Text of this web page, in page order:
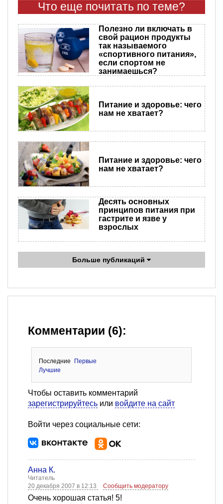
Что еще почитать по теме?
Полезно ли включать в
свой рацион продукты
так называемого
«спортивного питания»,
если спортом не
занимаешься?
Питание и здоровье: чего
нам не хватает?
Питание и здоровье: чего
нам не хватает?
Десять основных
принципов питания при
гастрите и язве у
взрослых
Больше публикаций
Комментарии (6):
Последние
Первые
Лучшие
Чтобы оставить комментарий
зарегистрируйтесь или войдите на сайт
Войти через социальные сети:
Анна К.
Читатель
20 декабря 2007 в 12:13
Сообщить модератору
Очень хорошая статья! 5!